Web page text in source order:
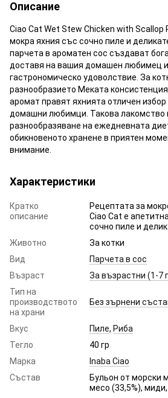
Описание
Ciao Cat Wet Stew Chicken with Scallop
мокра яхния със сочно пиле и
парчета в ароматен сос създават
доставя на вашия домашен любимец
гастрономическо удоволствие. За
разнообразието Меката
аромат правят яхнията отличен
домашни любимци. Такова лакомство
разнообразяване на ежедневната
обикновеното хранене в приятен
внимание.
Характеристики
Кратко
описание
Рецептата за
Ciao Cat е
сочно пиле и
Животно
За котки
Вид
Парчета в сос
Възраст
За възрастни (1-7
Тип на
производството
на храни
Без зърнени
Вкус Пиле, Риба
Тегло
40 гр
Марка
Inaba Ciao
Състав
Бульон от морски
месо (33,5%),